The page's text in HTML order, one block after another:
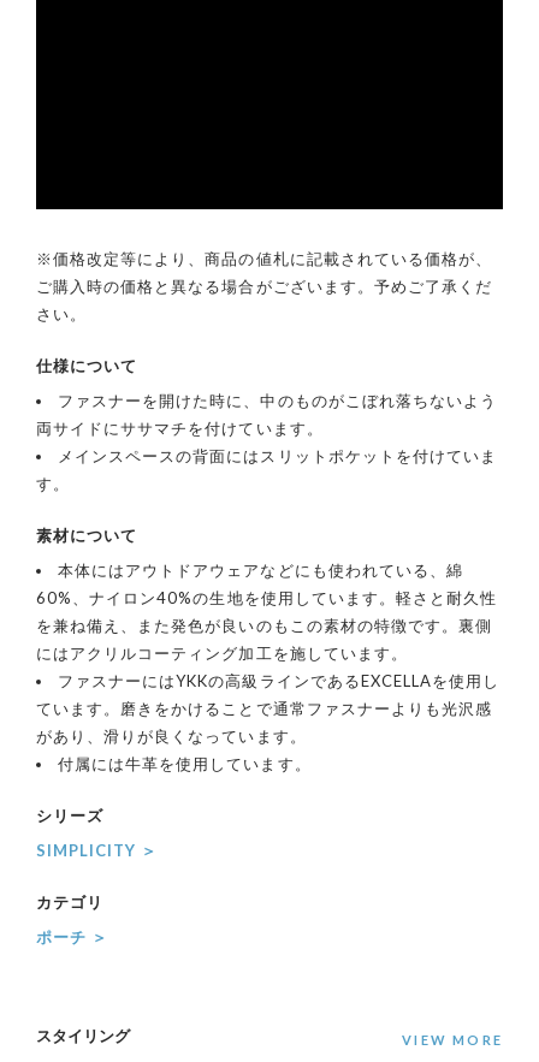
※価格改定等により、商品の値札に記載されている価格が、
ご購入時の価格と異なる場合がございます。予めご了承くだ
さい。
仕様について
ファスナーを開けた時に、中のものがこぼれ落ちないよう
両サイドにササマチを付けています。
メインスペースの背面にはスリットポケットを付けていま
す。
素材について
本体にはアウトドアウェアなどにも使われている、綿
60%、ナイロン40%の生地を使用しています。軽さと耐久性
を兼ね備え、また発色が良いのもこの素材の特徴です。裏側
にはアクリルコーティング加工を施しています。
ファスナーにはYKKの高級ラインであるEXCELLAを使用し
ています。磨きをかけることで通常ファスナーよりも光沢感
があり、滑りが良くなっています。
付属には牛革を使用しています。
シリーズ
SIMPLICITY ＞
カテゴリ
ポーチ ＞
スタイリング